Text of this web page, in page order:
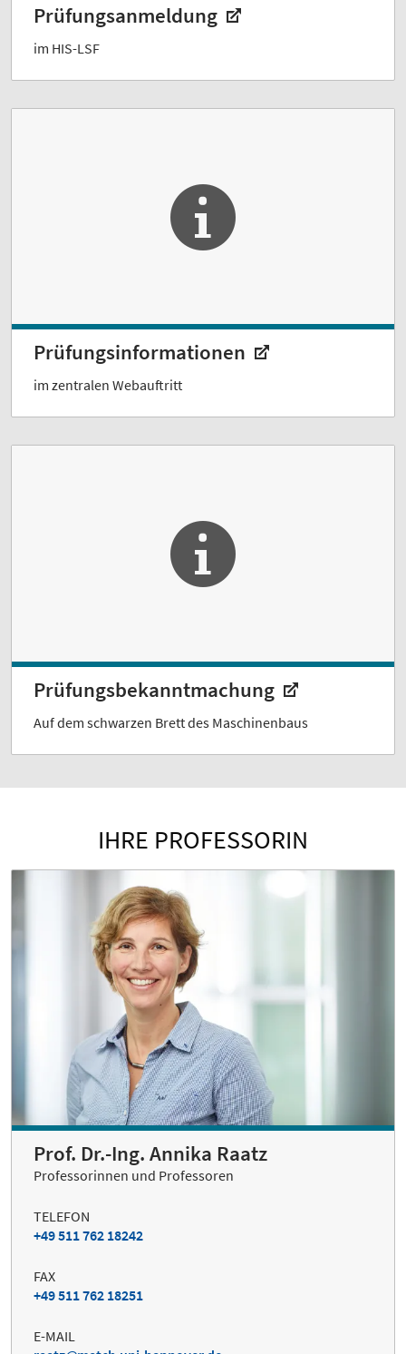
Prüfungsanmeldung
im HIS-LSF
Prüfungsinformationen
im zentralen Webauftritt
Prüfungsbekanntmachung
Auf dem schwarzen Brett des Maschinenbaus
IHRE PROFESSORIN
Prof. Dr.-Ing. Annika Raatz
Professorinnen und Professoren
TELEFON
+49 511 762 18242
FAX
+49 511 762 18251
E-MAIL